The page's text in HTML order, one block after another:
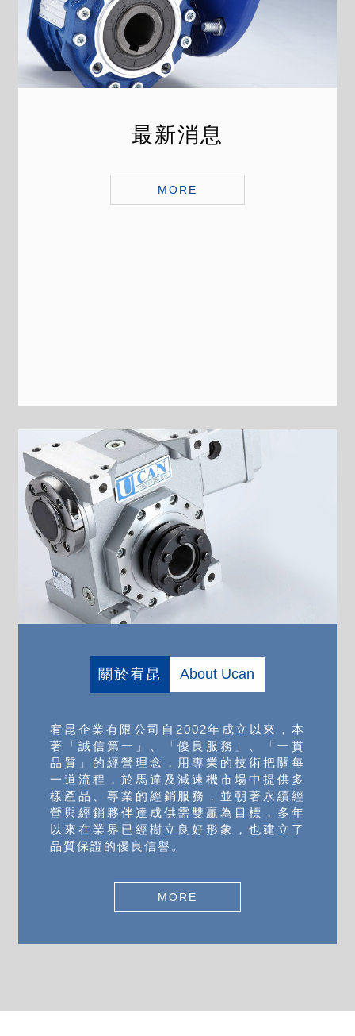
最新消息
MORE
關於宥昆 About Ucan
宥昆企業有限公司自2002年成立以來，本
著「誠信第一」、「優良服務」、「一貫
品質」的經營理念，用專業的技術把關每
一道流程，於馬達及減速機市場中提供多
樣產品、專業的經銷服務，並朝著永續經
營與經銷夥伴達成供需雙贏為目標，多年
以來在業界已經樹立良好形象，也建立了
品質保證的優良信譽。
MORE